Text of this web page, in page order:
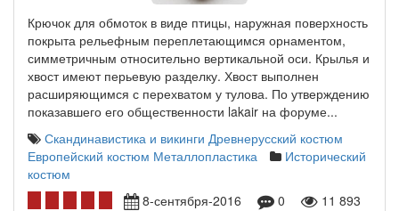
Крючок для обмоток в виде птицы, наружная поверхность
покрыта рельефным переплетающимся орнаментом,
симметричным относительно вертикальной оси. Крылья и
хвост имеют перьевую разделку. Хвост выполнен
расширяющимся с перехватом у тулова. По утверждению
показавшего его общественности lakair на форуме...
Скандинавистика и викинги Древнерусский костюм
Европейский костюм Металлопластика
Исторический
костюм
8-сентября-2016
0 11 893